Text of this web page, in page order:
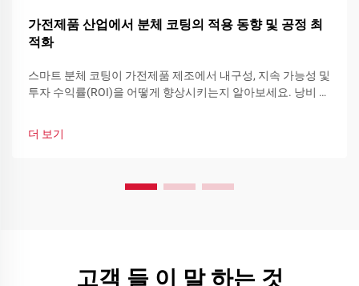
가전제품 산업에서 분체 코팅의 적용 동향 및 공정 최
적화
스마트 분체 코팅이 가전제품 제조에서 내구성, 지속 가능성 및
투자 수익률(ROI)을 어떻게 향상시키는지 알아보세요. 낭비 감
더 보기
고객 들 이 말 하는 것